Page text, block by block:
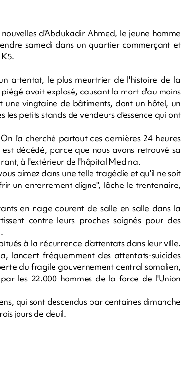
d'Abdukadir Ahmed, le jeune homme
samedi dans un quartier commerçant et
attentat, le plus meurtrier de l'histoire de la
avait explosé, causant la mort d'au moins
une vingtaine de bâtiments, dont un hôtel, un
petits stands de vendeurs d'essence qui ont
l'a cherché partout ces dernières 24 heures
décédé, parce que nous avons retrouvé sa
à l'extérieur de l'hôpital Medina.
aimez dans une telle tragédie et qu'il ne soit
un enterrement digne", lâche le trentenaire,
en nage courent de salle en salle dans la
contre leurs proches soignés pour des
à la récurrence d'attentats dans leur ville.
lancent fréquemment des attentats-suicides
du fragile gouvernement central somalien,
les 22.000 hommes de la force de l'Union
qui sont descendus par centaines dimanche
jours de deuil.